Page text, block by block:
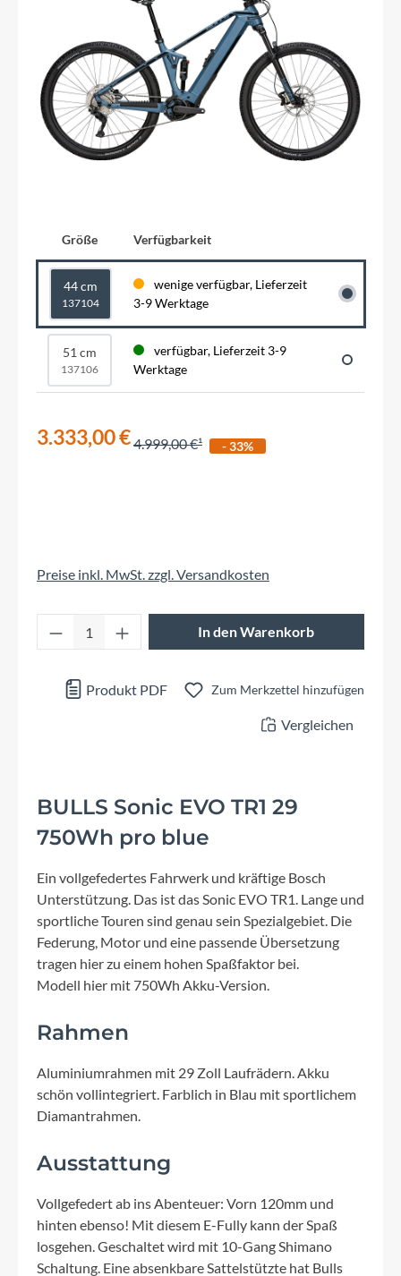
Größe Verfügbarkeit
44 cm
137104
wenige verfügbar, Lieferzeit
3-9 Werktage
51 cm
137106
verfügbar, Lieferzeit 3-9
Werktage
3.333,00 €4.999,00 € - 33%
Preise inkl. MwSt. zzgl. Versandkosten
Produkt Anzahl: Gib den gewünschten
In den Warenkorb
Produkt PDF Zum Merkzettel hinzufügen
Vergleichen
BULLS Sonic EVO TR1 29
750Wh pro blue
Ein vollgefedertes Fahrwerk und kräftige Bosch
Unterstützung. Das ist das Sonic EVO TR1. Lange und
sportliche Touren sind genau sein Spezialgebiet. Die
Federung, Motor und eine passende Übersetzung
tragen hier zu einem hohen Spaßfaktor bei.
Modell hier mit 750Wh Akku-Version.
Rahmen
Aluminiumrahmen mit 29 Zoll Laufrädern. Akku
schön vollintegriert. Farblich in Blau mit sportlichem
Diamantrahmen.
Ausstattung
Vollgefedert ab ins Abenteuer: Vorn 120mm und
hinten ebenso! Mit diesem E-Fully kann der Spaß
losgehen. Geschaltet wird mit 10-Gang Shimano
Schaltung. Eine absenkbare Sattelstützte hat Bulls